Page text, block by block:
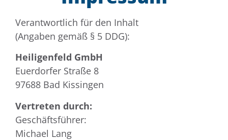
Verantwortlich für den Inhalt
(Angaben gemäß § 5 DDG):
Heiligenfeld GmbH
Euerdorfer Straße 8
97688 Bad Kissingen
Vertreten durch:
Geschäftsführer:
Michael Lang